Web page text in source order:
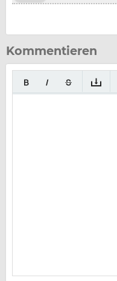
Kommentieren